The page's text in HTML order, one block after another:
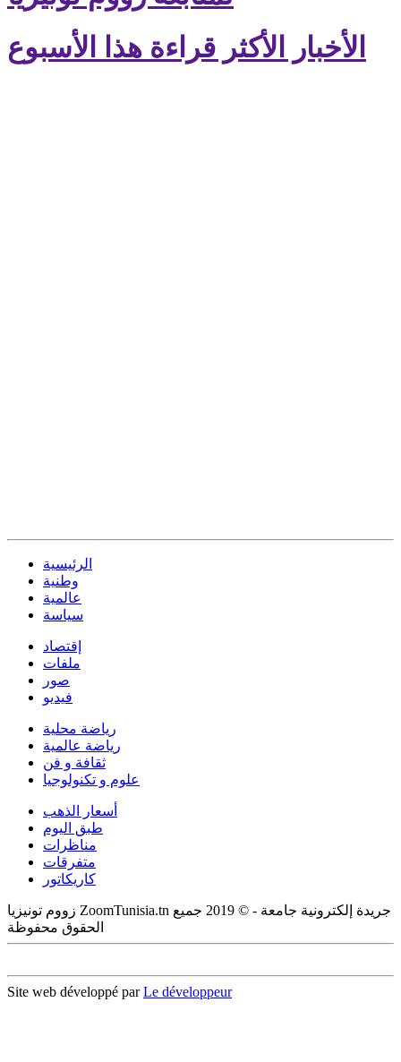
الأخبار الأكثر قراءة هذا الأسبوع
الرئيسية
وطنية
عالمية
سياسة
إقتصاد
ملفات
صور
فيديو
رياضة محلية
رياضة عالمية
ثقافة و فن
علوم و تكنولوجيا
أسعار الذهب
طبق اليوم
مناظرات
متفرقات
كاريكاتور
زووم تونيزيا ZoomTunisia.tn جريدة إلكترونية جامعة - © 2019 جميع
الحقوق محفوظة
Site web développé parLe développeur